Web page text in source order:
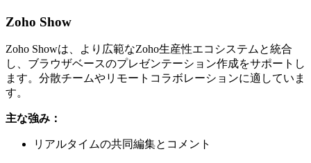
Zoho Show
Zoho Showは、より広範なZoho生産性エコシステムと統合
し、ブラウザベースのプレゼンテーション作成をサポートし
ます。分散チームやリモートコラボレーションに適していま
す。
主な強み：
リアルタイムの共同編集とコメント